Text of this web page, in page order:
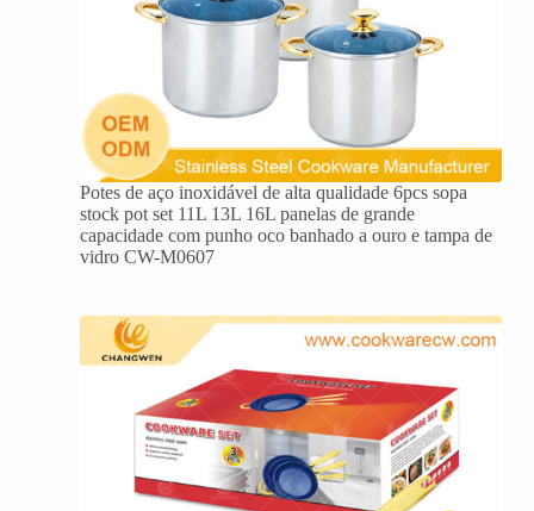
Potes de aço inoxidável de alta qualidade 6pcs sopa
stock pot set 11L 13L 16L panelas de grande
capacidade com punho oco banhado a ouro e tampa de
vidro CW-M0607